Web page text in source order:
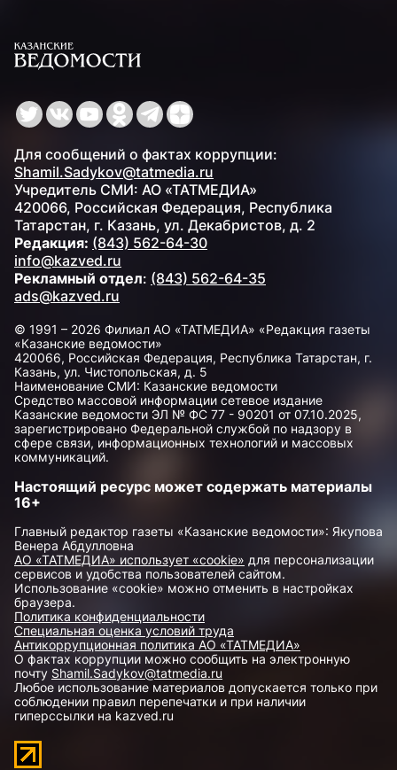
Для сообщений о фактах коррупции:
Shamil.Sadykov@tatmedia.ru
Учредитель СМИ: АО «ТАТМЕДИА»
420066, Российская Федерация, Республика
Татарстан, г. Казань, ул. Декабристов, д. 2
Редакция: (843) 562-64-30
info@kazved.ru
Рекламный отдел: (843) 562-64-35
ads@kazved.ru
© 1991 – 2026 Филиал АО «ТАТМЕДИА» «Редакция газеты
«Казанские ведомости»
420066, Российская Федерация, Республика Татарстан, г.
Казань, ул. Чистопольская, д. 5
Наименование СМИ: Казанские ведомости
Средство массовой информации сетевое издание
Казанские ведомости ЭЛ № ФС 77 - 90201 от 07.10.2025,
зарегистрировано Федеральной службой по надзору в
сфере связи, информационных технологий и массовых
коммуникаций.
Настоящий ресурс может содержать материалы
16+
Главный редактор газеты «Казанские ведомости»: Якупова
Венера Абдулловна
АО «ТАТМЕДИА» использует «cookie» для персонализации
сервисов и удобства пользователей сайтом.
Использование «cookie» можно отменить в настройках
браузера.
Политика конфиденциальности
Специальная оценка условий труда
Антикоррупционная политика АО «ТАТМЕДИА»
О фактах коррупции можно сообщить на электронную
почту Shamil.Sadykov@tatmedia.ru
Любое использование материалов допускается только при
соблюдении правил перепечатки и при наличии
гиперссылки на kazved.ru